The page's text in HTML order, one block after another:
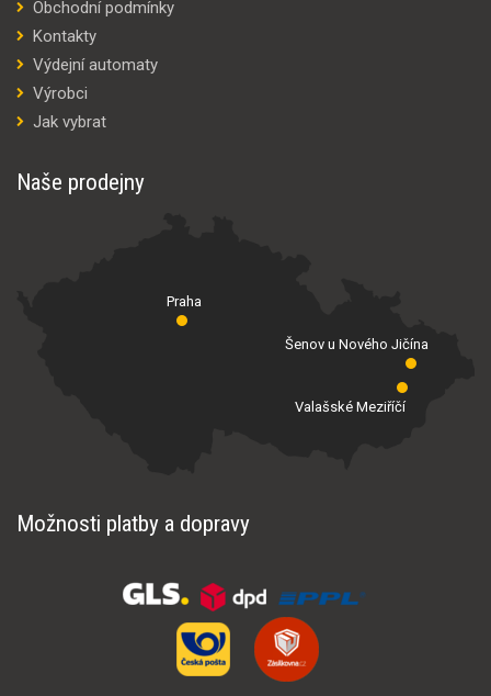
Obchodní podmínky
Kontakty
Výdejní automaty
Výrobci
Jak vybrat
Naše prodejny
Praha
Valašské Meziříčí
Šenov u Nového Jičína
Možnosti platby a dopravy